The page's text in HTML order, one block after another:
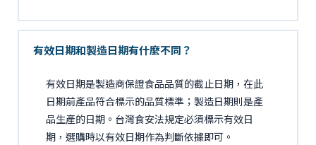
有效日期和製造日期有什麼不同？
有效日期是製造商保證食品品質的截止日期，在此
日期前產品符合標示的品質標準；製造日期則是產
品生產的日期。台灣食安法規定必須標示有效日
期，選購時以有效日期作為判斷依據即可。